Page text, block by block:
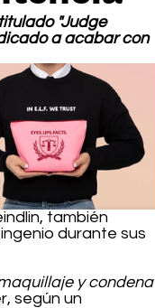
"Judge
a acabar con
también
durante sus
y condena
según un